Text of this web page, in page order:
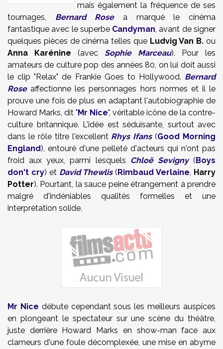
mais également la fréquence de ses
tournages, Bernard Rosea marqué le cinéma
fantastique avec le superbe Candyman, avant de signer
quelques pièces de cinéma telles que Ludvig Van B. ou
Anna Karénine (avec Sophie Marceau). Pour les
amateurs de culture pop des années 80, on lui doit aussi
le clip "Relax" de Frankie Goes to Hollywood. Bernard
Roseaffectionne les personnages hors normes et il le
prouve une fois de plus en adaptant l'autobiographie de
Howard Marks, dit "Mr Nice", véritable icône de la contre-
culture britannique. L'idée est séduisante, surtout avec
dans le rôle titre l'excellent Rhys Ifans(Good Morning
England), entouré d'une pelleté d'acteurs qui n'ont pas
froid aux yeux, parmi lesquels Chloë Sevigny(Boys
don't cry) et David Thewlis(Rimbaud Verlaine, Harry
Potter). Pourtant, la sauce peine étrangement à prendre
malgré d'indéniables qualités formelles et une
interprétation solide.
Mr Nice débute cependant sous les meilleurs auspices
en plongeant le spectateur sur une scène du théâtre,
juste derrière Howard Marks en show-man face aux
clameurs d'une foule décomplexée, une mise en abyme